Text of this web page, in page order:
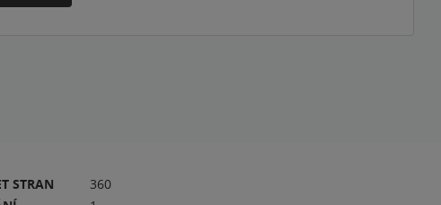
STRAN
360